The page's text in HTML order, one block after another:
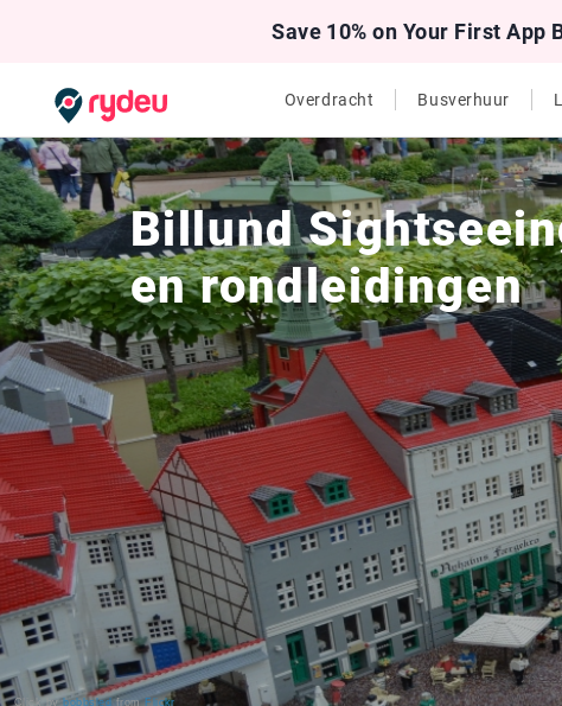
Save 10% on Your First App
Overdracht Busverhuur
Billund
en rondleidingen
Click by bobbsledfrom Flickr